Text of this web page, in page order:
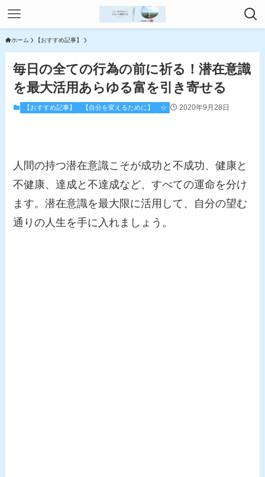
ホーム 【おすすめ記事】
毎日の全ての行為の前に祈る！潜在意識
を最大活用あらゆる富を引き寄せる
【おすすめ記事】 【自分を変えるために】 ☆ 2020年9月28日
人間の持つ潜在意識こそが成功と不成功、健康と
不健康、達成と不達成など、すべての運命を分け
ます。潜在意識を最大限に活用して、自分の望む
通りの人生を手に入れましょう。